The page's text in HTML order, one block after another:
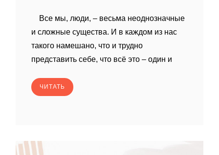
Все мы, люди, – весьма неоднозначные
и сложные существа. И в каждом из нас
такого намешано, что и трудно
представить себе, что всё это – один и
ЧИТАТЬ